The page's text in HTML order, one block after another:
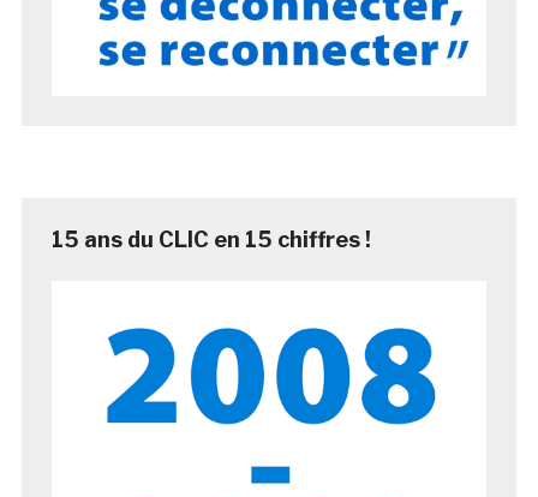
15 ans du CLIC en 15 chiffres !